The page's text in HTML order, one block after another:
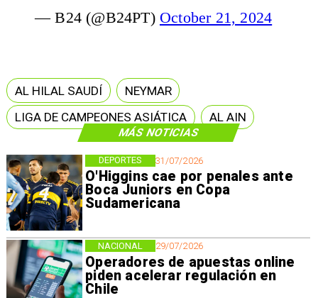
MÁS NOTICIAS
31/07/2026
O'Higgins cae por penales ante
Boca Juniors en Copa
Sudamericana
DEPORTES
29/07/2026
Operadores de apuestas online
piden acelerar regulación en
Chile
NACIONAL
— B24 (@B24PT) October 21, 2024
AL HILAL SAUDÍ
NEYMAR
LIGA DE CAMPEONES ASIÁTICA
AL AIN